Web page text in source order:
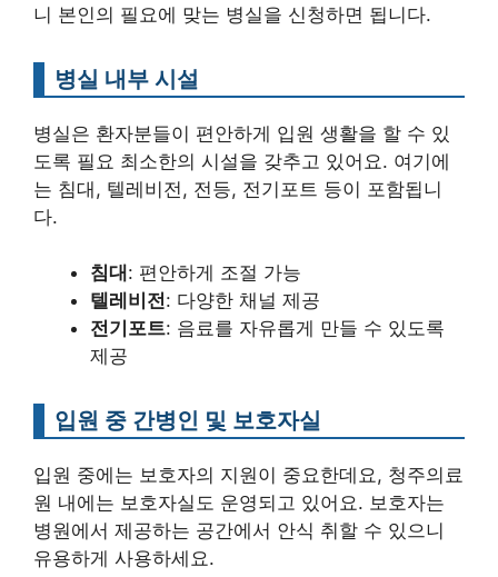
니 본인의 필요에 맞는 병실을 신청하면 됩니다.
병실 내부 시설
병실은 환자분들이 편안하게 입원 생활을 할 수 있
도록 필요 최소한의 시설을 갖추고 있어요. 여기에
는 침대, 텔레비전, 전등, 전기포트 등이 포함됩니
다.
침대 : 편안하게 조절 가능
텔레비전: 다양한 채널 제공
전기포트: 음료를 자유롭게 만들 수 있도록
제공
입원 중 간병인 및 보호자실
입원 중에는 보호자의 지원이 중요한데요, 청주의료
원 내에는 보호자실도 운영되고 있어요. 보호자는
병원에서 제공하는 공간에서 안식 취할 수 있으니
유용하게 사용하세요.